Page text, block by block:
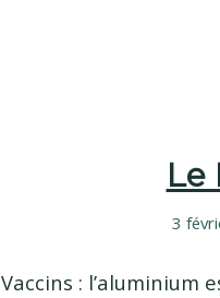
Le
3
Vaccins : l’aluminium